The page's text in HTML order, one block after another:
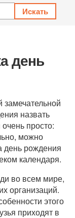
день
замечательной
назвать
просто:
можно
день рождения
календаря.
во всем мире,
организаций.
этого
приходят в